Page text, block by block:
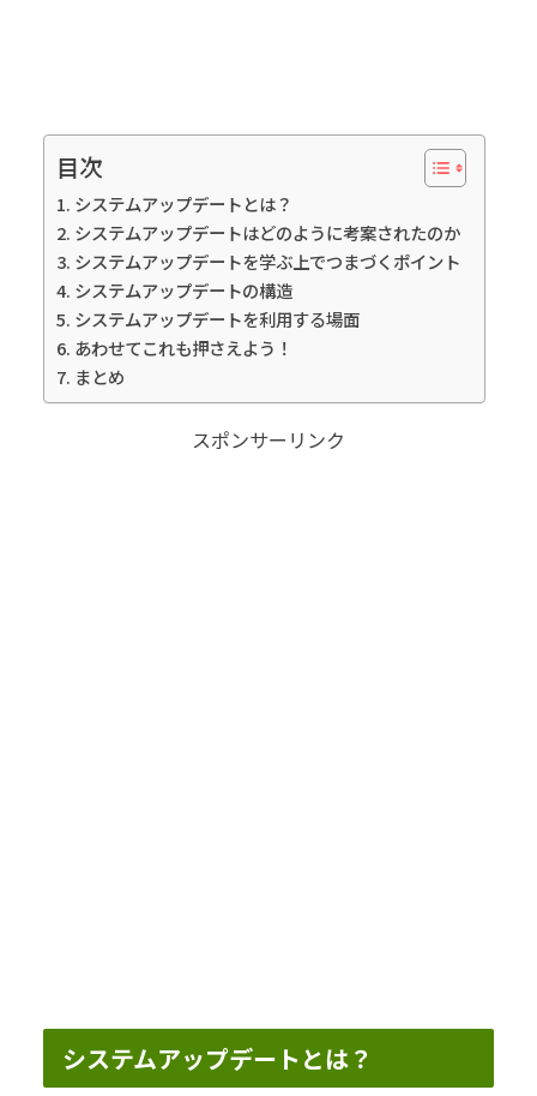
目次
システムアップデートとは？
システムアップデートはどのように考案されたのか
システムアップデートを学ぶ上でつまづくポイント
システムアップデートの構造
システムアップデートを利用する場面
あわせてこれも押さえよう！
まとめ
スポンサーリンク
システムアップデートとは？